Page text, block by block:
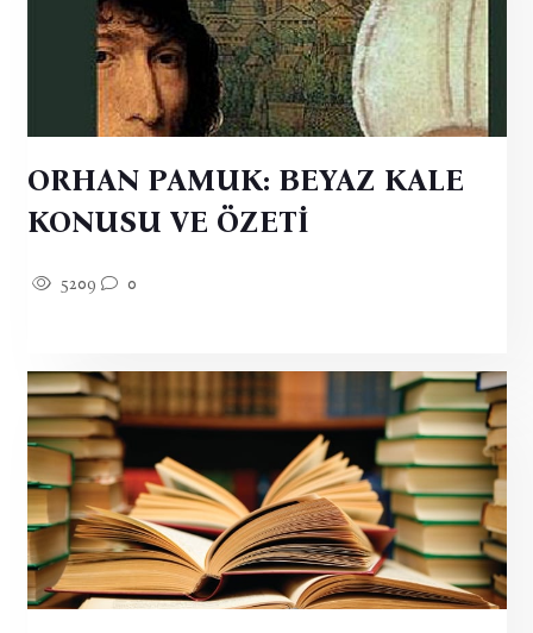
ORHAN PAMUK: BEYAZ KALE
KONUSU VE ÖZETİ
5209 0